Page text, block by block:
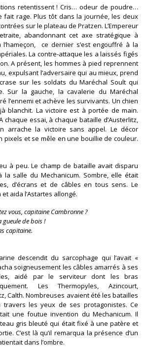
retentissent ! Cris… odeur de poudre…
rage. Plus tôt dans la journée, les deux
sur le plateau de Pratzen. L’Empereur
abandonnant cet axe stratégique à
l’hameçon, ce dernier s’est engouffré à la
La contre-attaque les a laissés figés
A présent, les hommes à pied reprennent
expulsant l’adversaire qui au mieux, prend
sur les soldats du Maréchal Soult qui
Sur la gauche, la cavalerie du Maréchal
l’ennemi et achève les survivants. Un chien
blanchit. La victoire est à portée de main.
chaque essai, à chaque bataille d’Austerlitz,
arrache la victoire sans appel. Le décor
pixels et se mêle en une bouillie de couleur.
à peu. Le champ de bataille avait disparu
la salle du Mechanicum. Sombre, elle était
d’écrans et de câbles en tous sens. Le
aida l’Astartes allongé.
vous, capitaine Cambronne ?
gueule de bois !
capitaine.
descendit du sarcophage qui l’avait «
soigneusement les câbles amarrés à ses
aidé par le serviteur dont les bras
Les Thermopyles, Azincourt,
Calth. Nombreuses avaient été les batailles
travers les yeux de ses protagonistes. Ce
une foutue invention du Mechanicum. Il
gris bleuté qui était fixé à une patère et
C’est là qu’il remarqua la présence d’un
dans l’ombre.